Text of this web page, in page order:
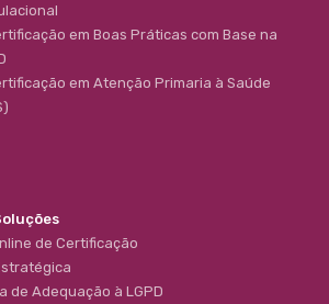
em Boas Práticas com Base na
em Atenção Primaria à Saúde
de Certificação
de Adequação à LGPD